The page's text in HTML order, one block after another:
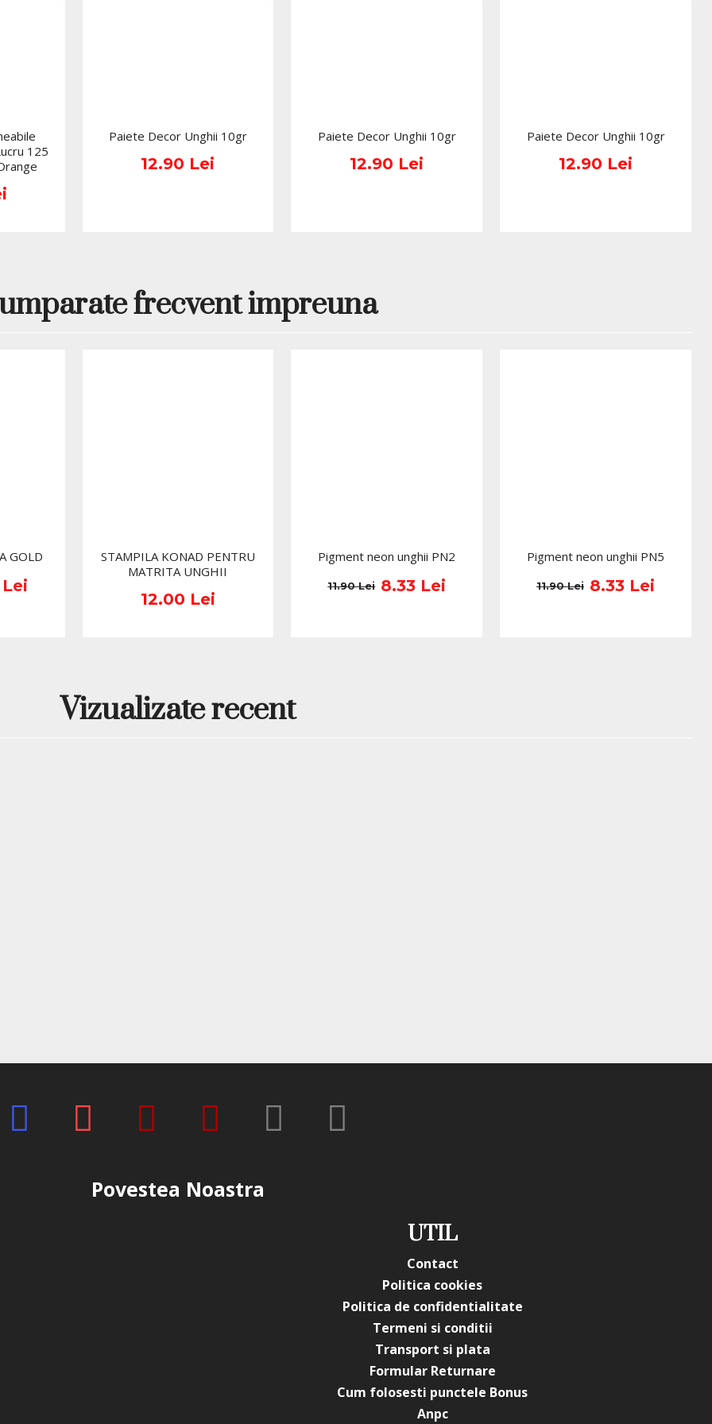
125
Paiete Decor Unghii 10gr
12.90 Lei
Paiete Decor Unghii 10gr
12.90 Lei
Paiete Decor Unghii 10gr
12.90 Lei
frecvent impreuna
GOLD
STAMPILA KONAD PENTRU
MATRITA UNGHII
12.00 Lei
Pigment neon unghii PN2
8.33 Lei
11.90 Lei
Pigment neon unghii PN5
8.33 Lei
11.90 Lei
Vizualizate recent
Povestea Noastra
UTIL
Contact
Politica cookies
Politica de confidentialitate
Termeni si conditii
Transport si plata
Formular Returnare
Cum folosesti punctele Bonus
Anpc